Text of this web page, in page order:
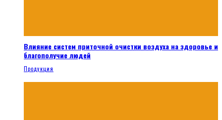
Влияние систем приточной очистки воздуха на здоровье и
благополучие людей
Продукция